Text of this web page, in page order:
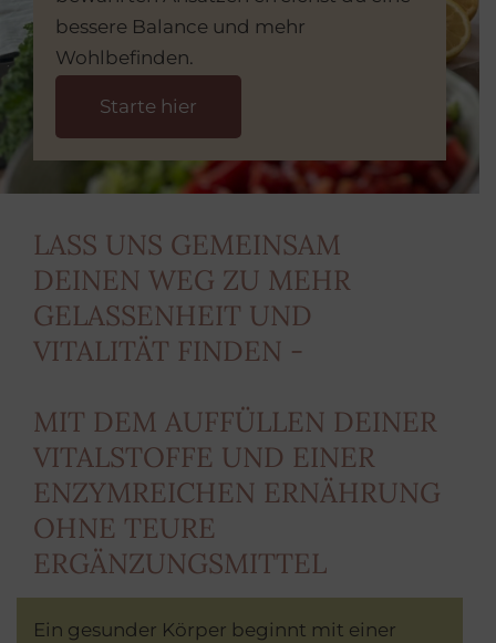
bessere Balance und mehr
Wohlbefinden.
Starte hier
LASS UNS GEMEINSAM
DEINEN WEG ZU MEHR
GELASSENHEIT UND
VITALITÄT FINDEN -
MIT DEM AUFFÜLLEN DEINER
VITALSTOFFE UND EINER
ENZYMREICHEN ERNÄHRUNG
OHNE TEURE
ERGÄNZUNGSMITTEL
Ein gesunder Körper beginnt mit einer